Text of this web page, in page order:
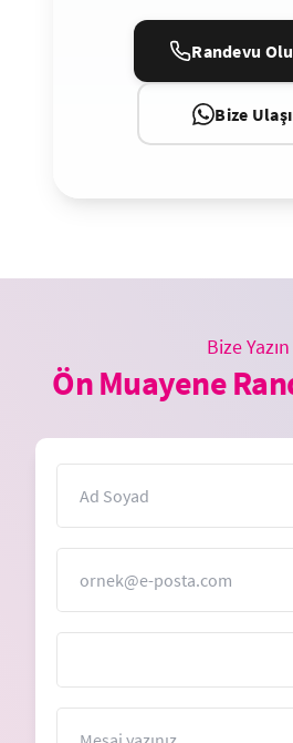
Randevu
Bize
Bize Yazın
Ön Muayene